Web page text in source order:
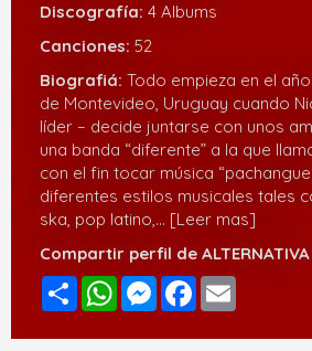
Discografía: 4 Albums
Canciones: 52
Biografiá: Todo empieza en el
de Montevideo, Uruguay cuando
líder – decide juntarse con unos
una banda “diferente” a la que
con el fin tocar música
diferentes estilos musicales tales
ska, pop latino,... [Leer mas]
Compartir perfil de ALTERNATIVA
Compartir
WhatsAppMessenger
Facebook